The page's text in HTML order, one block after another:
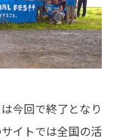
今回で終了となり
イトでは全国の活